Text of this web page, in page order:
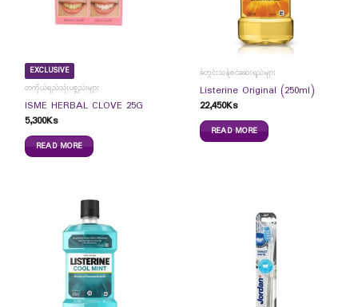
EXCLUSIVE
တကိုယ်ရည်သုံးပစ္စည်းများ
ISME HERBAL CLOVE 25G
5,300Ks
READ MORE
ခံတွင်းသန့်စင်ဆေးရည်များ
Listerine Original (250ml)
22,450Ks
READ MORE